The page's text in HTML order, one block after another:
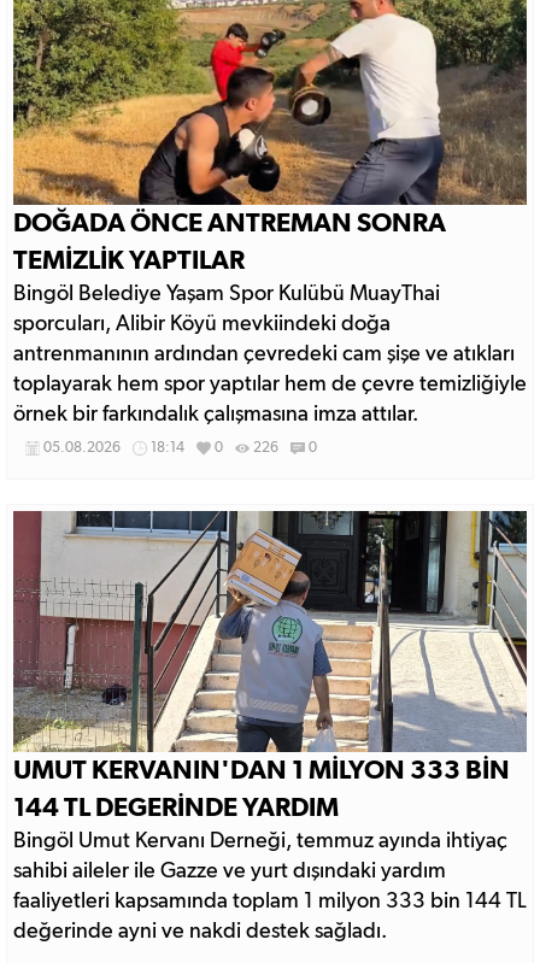
DOĞADA ÖNCE ANTREMAN SONRA
TEMİZLİK YAPTILAR
Bingöl Belediye Yaşam Spor Kulübü MuayThai
sporcuları, Alibir Köyü mevkiindeki doğa
antrenmanının ardından çevredeki cam şişe ve atıkları
toplayarak hem spor yaptılar hem de çevre temizliğiyle
örnek bir farkındalık çalışmasına imza attılar.
05.08.2026 18:14 0 226 0
UMUT KERVANIN'DAN 1 MİLYON 333 BİN
144 TL DEGERİNDE YARDIM
Bingöl Umut Kervanı Derneği, temmuz ayında ihtiyaç
sahibi aileler ile Gazze ve yurt dışındaki yardım
faaliyetleri kapsamında toplam 1 milyon 333 bin 144 TL
değerinde ayni ve nakdi destek sağladı.